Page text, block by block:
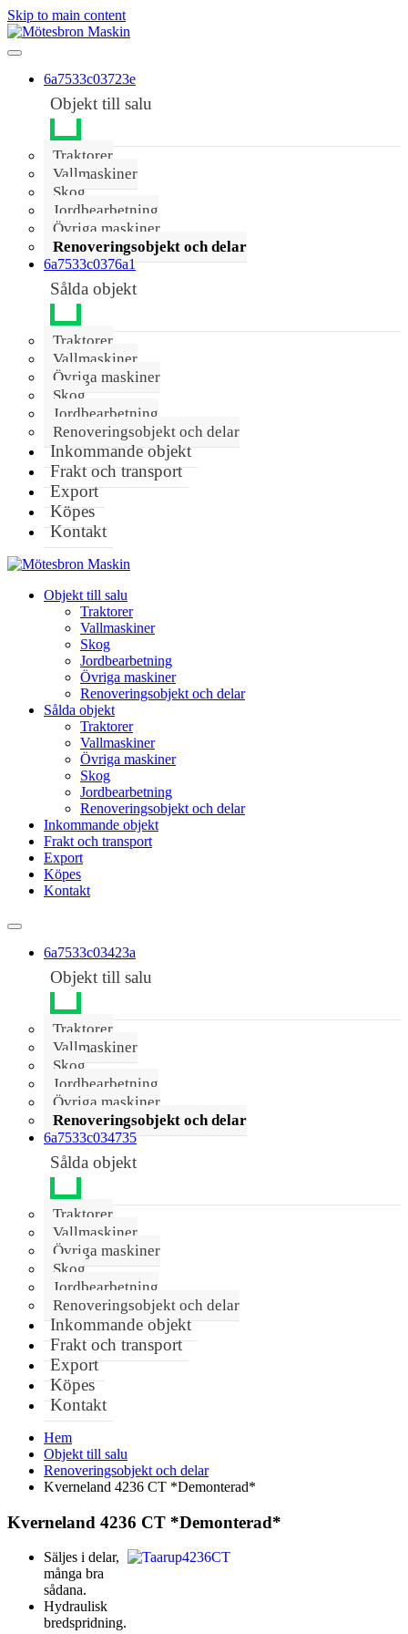
Skip to main content
6a7533c03723e
Objekt till salu
Traktorer
Vallmaskiner
Skog
Jordbearbetning
Övriga maskiner
Renoveringsobjekt och delar
6a7533c0376a1
Sålda objekt
Traktorer
Vallmaskiner
Övriga maskiner
Skog
Jordbearbetning
Renoveringsobjekt och delar
Inkommande objekt
Frakt och transport
Export
Köpes
Kontakt
Objekt till salu
Traktorer
Vallmaskiner
Skog
Jordbearbetning
Övriga maskiner
Renoveringsobjekt och delar
Sålda objekt
Traktorer
Vallmaskiner
Övriga maskiner
Skog
Jordbearbetning
Renoveringsobjekt och delar
Inkommande objekt
Frakt och transport
Export
Köpes
Kontakt
6a7533c03423a
Objekt till salu
Traktorer
Vallmaskiner
Skog
Jordbearbetning
Övriga maskiner
Renoveringsobjekt och delar
6a7533c034735
Sålda objekt
Traktorer
Vallmaskiner
Övriga maskiner
Skog
Jordbearbetning
Renoveringsobjekt och delar
Inkommande objekt
Frakt och transport
Export
Köpes
Kontakt
Hem
Objekt till salu
Renoveringsobjekt och delar
Kverneland 4236 CT *Demonterad*
Kverneland 4236 CT *Demonterad*
Säljes i delar,
många bra
sådana.
Hydraulisk
bredspridning.